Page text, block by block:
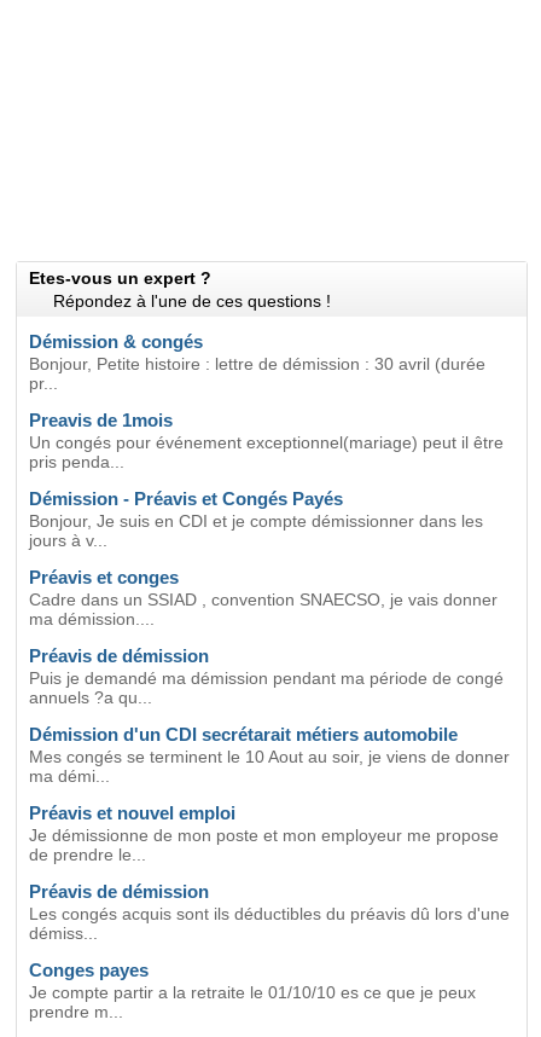
Etes-vous un expert ?
Répondez à l'une de ces questions !
Démission & congés
Bonjour, Petite histoire : lettre de démission : 30 avril (durée
pr...
Preavis de 1mois
Un congés pour événement exceptionnel(mariage) peut il être
pris penda...
Démission - Préavis et Congés Payés
Bonjour, Je suis en CDI et je compte démissionner dans les
jours à v...
Préavis et conges
Cadre dans un SSIAD , convention SNAECSO, je vais donner
ma démission....
Préavis de démission
Puis je demandé ma démission pendant ma période de congé
annuels ?a qu...
Démission d'un CDI secrétarait métiers automobile
Mes congés se terminent le 10 Aout au soir, je viens de donner
ma démi...
Préavis et nouvel emploi
Je démissionne de mon poste et mon employeur me propose
de prendre le...
Préavis de démission
Les congés acquis sont ils déductibles du préavis dû lors d'une
démiss...
Conges payes
Je compte partir a la retraite le 01/10/10 es ce que je peux
prendre m...